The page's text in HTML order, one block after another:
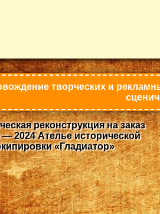
творческих и
реконструкция на заказ
— 2024 Ателье исторической
«Гладиатор»